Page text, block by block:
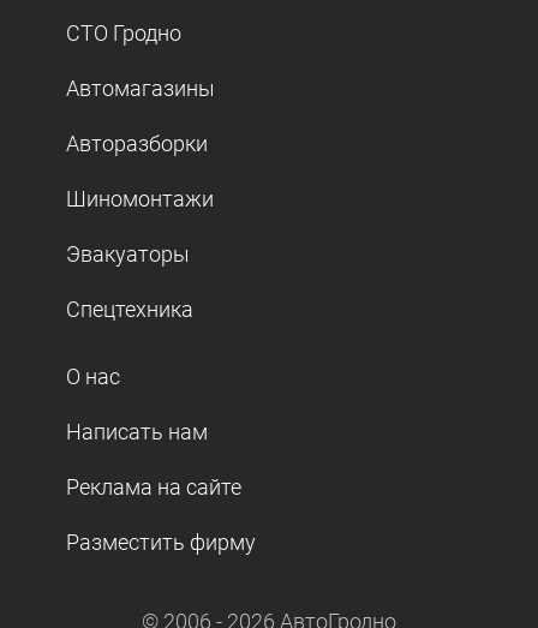
СТО Гродно
Автомагазины
Авторазборки
Шиномонтажи
Эвакуаторы
Спецтехника
О нас
Написать нам
Реклама на сайте
Разместить фирму
© 2006 - 2026 АвтоГродно